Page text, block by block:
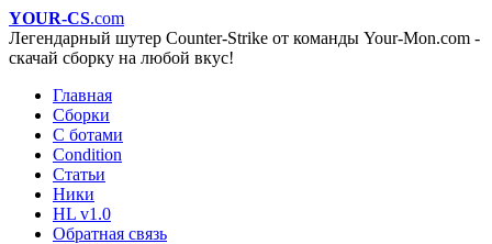
YOUR-CS.com
Легендарный шутер Counter-Strike от команды Your-Mon.com -
скачай сборку на любой вкус!
Главная
Сборки
С ботами
Condition
Статьи
Ники
HL v1.0
Обратная связь